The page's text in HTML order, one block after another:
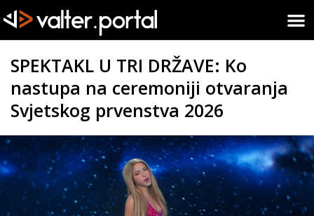
SPEKTAKL U TRI DRŽAVE: Ko
nastupa na ceremoniji otvaranja
Svjetskog prvenstva 2026